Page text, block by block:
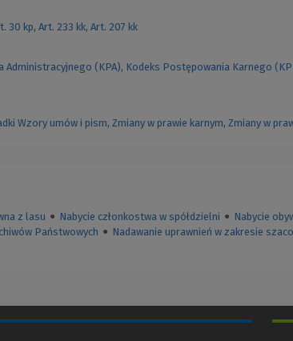
30 kp, Art. 233 kk, Art. 207 kk
Administracyjnego (KPA), Kodeks Postępowania Karnego
Wzory umów i pism, Zmiany w prawie karnym, Zmiany w
z lasu ● Nabycie członkostwa w spółdzielni ● Nabycie
Państwowych ● Nadawanie uprawnień w zakresie